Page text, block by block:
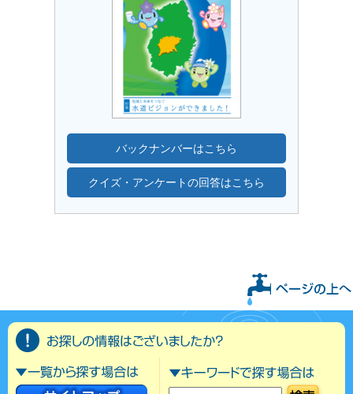
バックナンバーはこちら
クイズ・アンケートの回答はこちら